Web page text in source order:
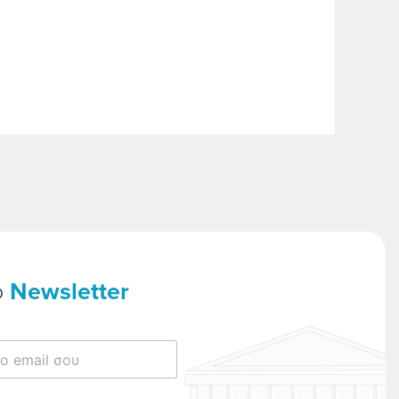
Newsletter